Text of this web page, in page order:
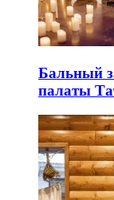
Бальный
палаты